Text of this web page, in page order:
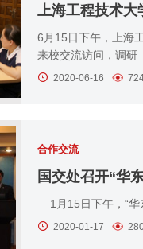
上海工程技术大
6月15日下午，上海
来校交流访问，调研
2020-06-16
合作交流
国交处召开“华
1月15日下午，“华
2020-01-17